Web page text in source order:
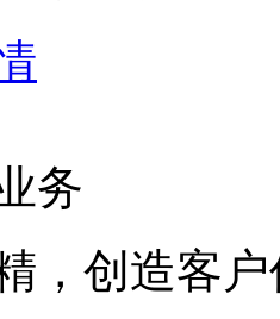
务
，创造客